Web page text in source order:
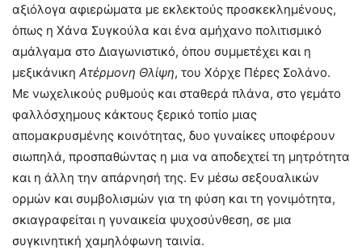
αξιόλογα αφιερώματα με εκλεκτούς προσκεκλημένους,
όπως η Χάνα Συγκούλα και ένα αμήχανο πολιτισμικό
αμάλγαμα στο Διαγωνιστικό, όπου συμμετέχει και η
μεξικάνικη Ατέρμονη Θλίψη, του Χόρχε Πέρες Σολάνο.
Με νωχελικούς ρυθμούς και σταθερά πλάνα, στο γεμάτο
φαλλόσχημους κάκτους ξερικό τοπίο μιας
απομακρυσμένης κοινότητας, δυο γυναίκες υποφέρουν
σιωπηλά, προσπαθώντας η μια να αποδεχτεί τη μητρότητα
και η άλλη την απάρνησή της. Εν μέσω σεξουαλικών
ορμών και συμβολισμών για τη φύση και τη γονιμότητα,
σκιαγραφείται η γυναικεία ψυχοσύνθεση, σε μια
συγκινητική χαμηλόφωνη ταινία.